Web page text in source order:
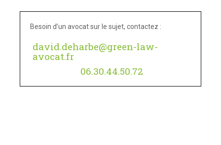
Besoin d’un avocat sur le sujet, contactez :
david.deharbe@green-law-
avocat.fr
06.30.44.50.72